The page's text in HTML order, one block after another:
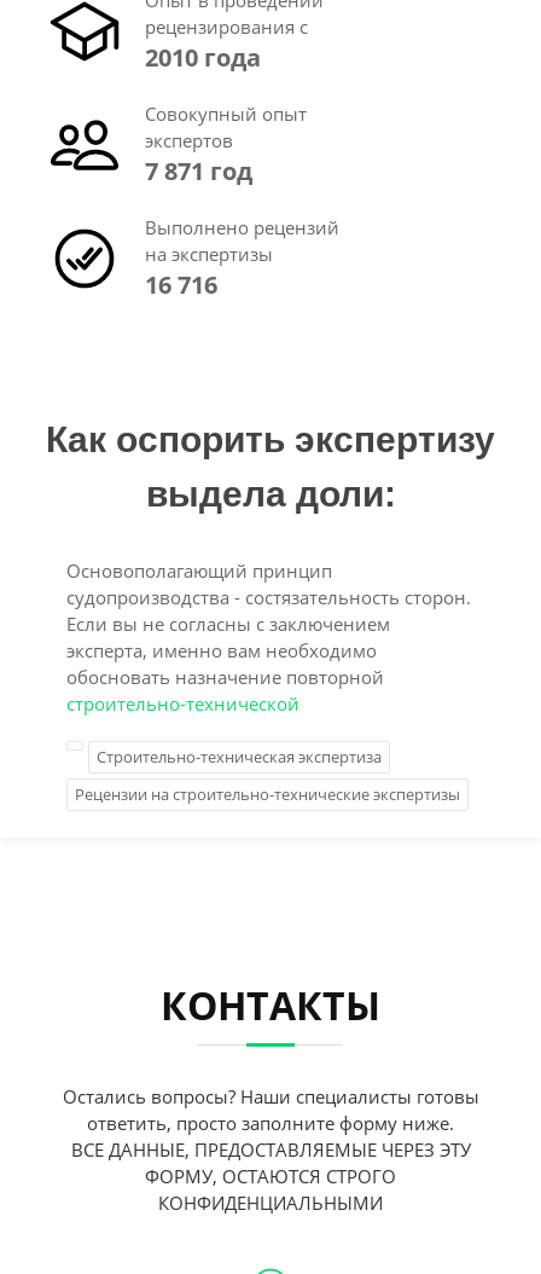
рецензирования с
2010 года
Совокупный опыт
экспертов
7 871 год
Выполнено рецензий
на экспертизы
16 716
Как оспорить экспертизу
выдела доли:
Основополагающий принцип
судопроизводства - состязательность сторон.
Если вы не согласны с заключением
эксперта, именно вам необходимо
обосновать назначение повторной
строительно-технической
Строительно-техническая экспертиза
Рецензии на строительно-технические экспертизы
КОНТАКТЫ
Остались вопросы? Наши специалисты готовы
ответить, просто заполните форму ниже.
ВСЕ ДАННЫЕ, ПРЕДОСТАВЛЯЕМЫЕ ЧЕРЕЗ ЭТУ
ФОРМУ, ОСТАЮТСЯ СТРОГО
КОНФИДЕНЦИАЛЬНЫМИ